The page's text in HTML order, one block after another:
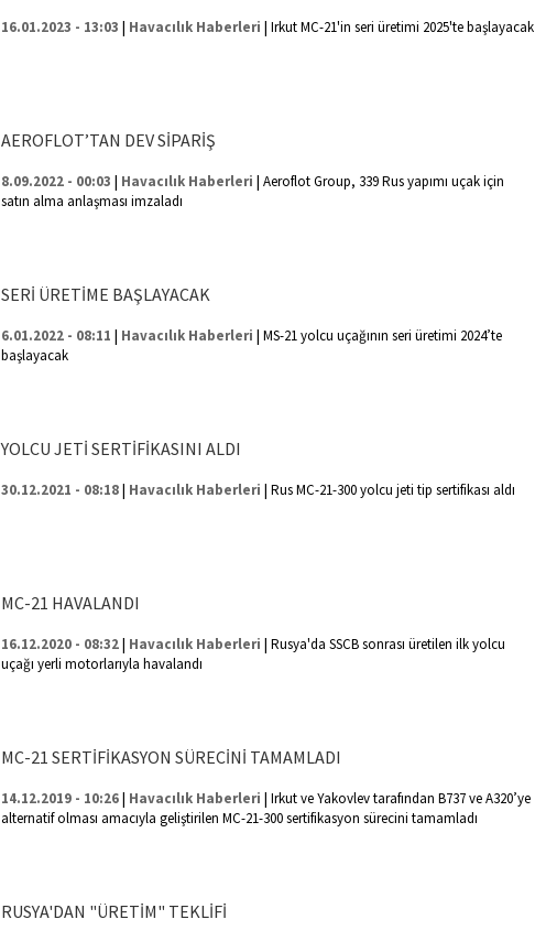
16.01.2023 - 13:03 | Havacılık Haberleri | Irkut MC-21'in seri üretimi 2025'te başlayacak
AEROFLOT’TAN DEV SİPARİŞ
8.09.2022 - 00:03 | Havacılık Haberleri | Aeroflot Group, 339 Rus yapımı uçak için
satın alma anlaşması imzaladı
SERİ ÜRETİME BAŞLAYACAK
6.01.2022 - 08:11 | Havacılık Haberleri | MS-21 yolcu uçağının seri üretimi 2024’te
başlayacak
YOLCU JETİ SERTİFİKASINI ALDI
30.12.2021 - 08:18| Havacılık Haberleri | Rus MC-21-300 yolcu jeti tip sertifikası aldı
MC-21 HAVALANDI
16.12.2020 - 08:32| Havacılık Haberleri | Rusya'da SSCB sonrası üretilen ilk yolcu
uçağı yerli motorlarıyla havalandı
MC-21 SERTİFİKASYON SÜRECİNİ TAMAMLADI
14.12.2019 - 10:26| Havacılık Haberleri | Irkut ve Yakovlev tarafından B737 ve A320’ye
alternatif olması amacıyla geliştirilen MC-21-300 sertifikasyon sürecini tamamladı
RUSYA'DAN "ÜRETİM" TEKLİFİ